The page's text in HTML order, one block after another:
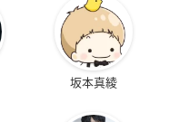
坂本真綾